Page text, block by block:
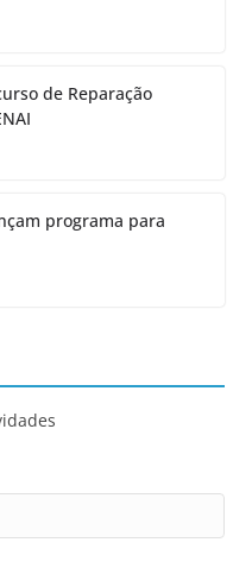
de Reparação
programa para